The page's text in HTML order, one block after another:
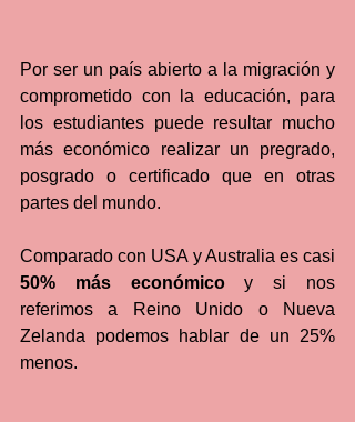
Por ser un país abierto a la migración y
comprometido con la educación, para
los estudiantes puede resultar mucho
más económico realizar un pregrado,
posgrado o certificado que en otras
partes del mundo.
50% más económico y si nos
referimos a Reino Unido o Nueva
Zelanda podemos hablar de un 25%
menos.